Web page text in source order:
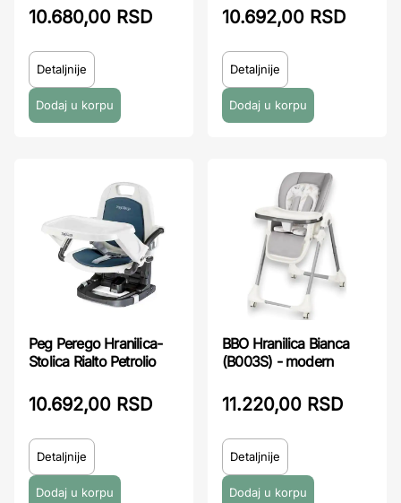
10.680,00 RSD
Detaljnije
10.692,00 RSD
Detaljnije
Peg Perego Hranilica-
Stolica Rialto Petrolio
10.692,00 RSD
Detaljnije
BBO Hranilica Bianca
(B003S) - modern
11.220,00 RSD
Detaljnije